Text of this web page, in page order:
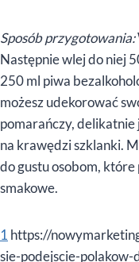
Sposób przygotowania:
Następnie wlej do niej
250 ml piwa
możesz udekorować
pomarańczy, delikatnie
na krawędzi szklanki.
do gustu osobom,
smakowe.
1 https://
sie-podejscie-